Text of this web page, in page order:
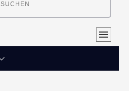
SUCHEN